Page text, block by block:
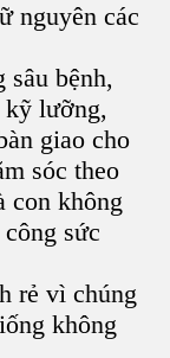
nguyên các
sâu bệnh,
kỹ lưỡng,
giao cho
sóc theo
con không
sức
rẻ vì chúng
không